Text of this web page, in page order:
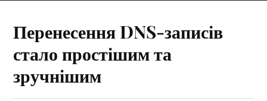
Перенесення DNS-записів
стало простішим та
зручнішим